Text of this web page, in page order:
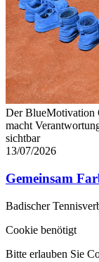
Der BlueMotivation
macht
sichtbar
13/07/2026
Gemeinsam
Badischer
Cookie benötigt
Bitte erlauben Sie